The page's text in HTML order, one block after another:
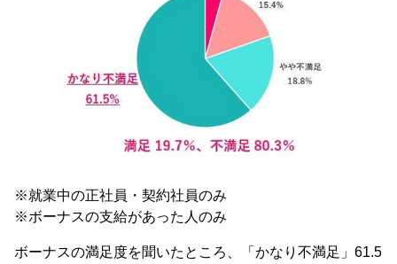
※就業中の正社員・契約社員のみ
※ボーナスの支給があった人のみ
ボーナスの満足度を聞いたところ、「かなり不満足」61.5